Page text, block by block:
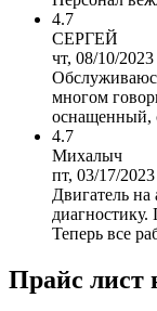
4.7
СЕРГЕЙ
чт, 08/10/
многом
оснащенный,
4.7
Михалыч
пт, 03/17/
Двигатель
Теперь все
Прайс лист